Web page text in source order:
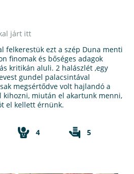
járt itt
felkerestük ezt a szép Duna menti
finomak és bőséges adagok
kritikán aluli. 2 halászlét ,egy
gundel palacsintával
megsértődve volt hajlandó a
kihozni, miután el akartunk menni,
el kellett érnünk.
4
5